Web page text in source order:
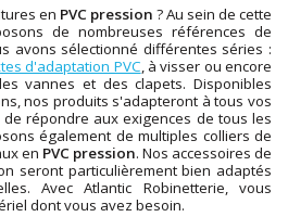
en PVC pression ? Au sein de cette
de nombreuses références de
avons sélectionné différentes séries :
d'adaptation PVC, à visser ou encore
vannes et des clapets. Disponibles
nos produits s'adapteront à tous vos
répondre aux exigences de tous les
également de multiples colliers de
en PVC pression. Nos accessoires de
seront particulièrement bien adaptés
Avec Atlantic Robinetterie, vous
dont vous avez besoin.